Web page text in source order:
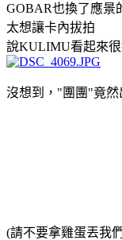
GOBAR也換了應景
太想讓卡內拔拍
說KULIMU看起來
沒想到，"團團"竟然
(請不要拿雞蛋丟我